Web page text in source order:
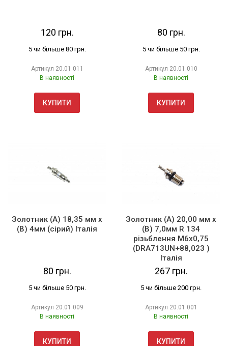
120 грн.
5 чи більше 80 грн.
Артикул 20.01.011
В наявності
КУПИТИ
80 грн.
5 чи більше 50 грн.
Артикул 20.01.010
В наявності
КУПИТИ
Золотник (А) 18,35 мм х
(В) 4мм (сірий) Італія
80 грн.
5 чи більше 50 грн.
Артикул 20.01.009
В наявності
КУПИТИ
Золотник (А) 20,00 мм х
(В) 7,0мм R 134
різьблення М6х0,75
(DRA713UN+88,023 )
Італія
267 грн.
5 чи більше 200 грн.
Артикул 20.01.001
В наявності
КУПИТИ